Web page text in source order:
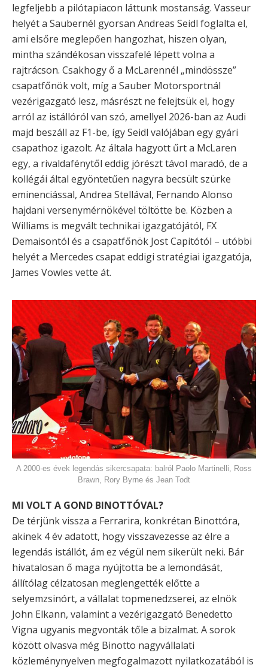
legfeljebb a pilótapiacon láttunk mostanság. Vasseur
helyét a Saubernél gyorsan Andreas Seidl foglalta el,
ami elsőre meglepően hangozhat, hiszen olyan,
mintha szándékosan visszafelé lépett volna a
rajtrácson. Csakhogy ő a McLarennél „mindössze”
csapatfőnök volt, míg a Sauber Motorsportnál
vezérigazgató lesz, másrészt ne felejtsük el, hogy
arról az istállóról van szó, amellyel 2026-ban az Audi
majd beszáll az F1-be, így Seidl valójában egy gyári
csapathoz igazolt. Az általa hagyott űrt a McLaren
egy, a rivaldafénytől eddig jórészt távol maradó, de a
kollégái által egyöntetűen nagyra becsült szürke
eminenciással, Andrea Stellával, Fernando Alonso
hajdani versenymérnökével töltötte be. Közben a
Williams is megvált technikai igazgatójától, FX
Demaisontól és a csapatfőnök Jost Capitótól – utóbbi
helyét a Mercedes csapat eddigi stratégiai igazgatója,
James Vowles vette át.
A 2000-es évek legendás sikercsapata: balról Paolo Martinelli, Ross
Brawn, Rory Byrne és Jean Todt
MI VOLT A GOND BINOTTÓVAL?
De térjünk vissza a Ferrarira, konkrétan Binottóra,
akinek 4 év adatott, hogy visszavezesse az élre a
legendás istállót, ám ez végül nem sikerült neki. Bár
hivatalosan ő maga nyújtotta be a lemondását,
állítólag célzatosan meglengették előtte a
selyemzsinórt, a vállalat topmenedzserei, az elnök
John Elkann, valamint a vezérigazgató Benedetto
Vigna ugyanis megvonták tőle a bizalmat. A sorok
között olvasva még Binotto nagyvállalati
közleménynyelven megfogalmazott nyilatkozatából is